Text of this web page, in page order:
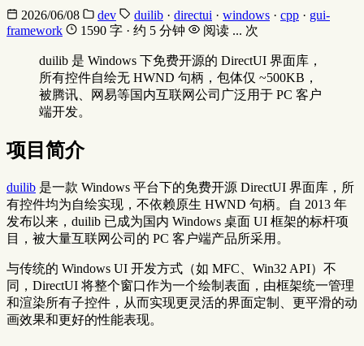
2026/06/08 dev duilib · directui · windows · cpp · gui-
framework
1590 字 · 约 5 分钟 阅读 ... 次
duilib 是 Windows 下免费开源的 DirectUI 界面库，
所有控件自绘无 HWND 句柄，包体仅 ~500KB，
被腾讯、网易等国内互联网公司广泛用于 PC 客户
端开发。
项目简介
duilib 是一款 Windows 平台下的免费开源 DirectUI 界面库，所
有控件均为自绘实现，不依赖原生 HWND 句柄。自 2013 年
发布以来，duilib 已成为国内 Windows 桌面 UI 框架的标杆项
目，被大量互联网公司的 PC 客户端产品所采用。
与传统的 Windows UI 开发方式（如 MFC、Win32 API）不
同，DirectUI 将整个窗口作为一个绘制表面，由框架统一管理
和渲染所有子控件，从而实现更灵活的界面定制、更平滑的动
画效果和更好的性能表现。